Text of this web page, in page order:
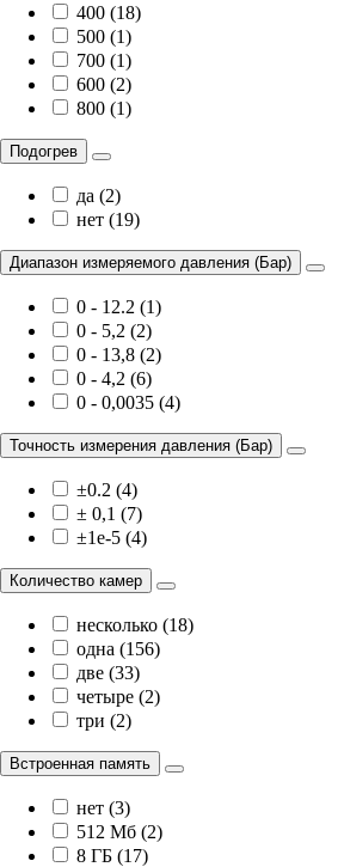
400 (18)
500 (1)
700 (1)
600 (2)
800 (1)
Подогрев
да (2)
нет (19)
Диапазон измеряемого давления (Бар)
0 - 12.2 (1)
0 - 5,2 (2)
0 - 13,8 (2)
0 - 4,2 (6)
0 - 0,0035 (4)
Точность измерения давления (Бар)
±0.2 (4)
± 0,1 (7)
±1e-5 (4)
Количество камер
несколько (18)
одна (156)
две (33)
четыре (2)
три (2)
Встроенная память
нет (3)
512 Мб (2)
8 ГБ (17)